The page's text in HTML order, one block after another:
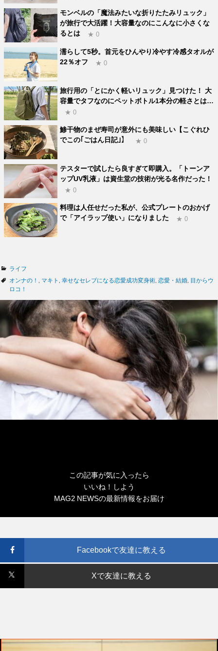
モンベルの「魔法みたいな折りたたみリュック」
が旅行で大活躍！大容量なのにこんなに小さくな
るとは
★ 0
濡らして5秒。首元をひんやり冷やす冷感タオルが
22％オフ
★ 0
旅行用の「とにかく軽いリュック」見つけた！ 大
容量でタフなのにペットボトル1本分の軽さとは…
★ 0
鯵干物のまぜ寿司が意外にも美味しい【こぐれひ
でこの｢ごはん日記｣】
★ 0
テスターで試したら良すぎて即購入。「トーンア
ップUV乳液」は資生堂の技術が光る名作だった！
★ 0
料理は人任せだった私が、公式プレートのおかげ
で「アイラップ使い」になりました
★ 0
カ
テ
ゴ
ー
ライフ
タ
グ
オンナの！ マキト 幸せなセレブになる恋愛成功変身術 恋愛・結婚
目からウ
ロコ！
この記事が気に入ったら
いいね！しよう
MAG2 NEWSの最新情報をお届け
Facebookで友達に教える
Xで友達に教える